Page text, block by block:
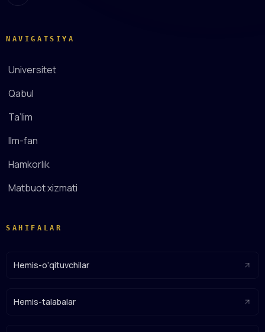
NAVIGATSIYA
Universitet
Qabul
Ta’lim
Ilm-fan
Hamkorlik
Matbuot xizmati
SAHIFALAR
Hemis-o‘qituvchilar
Hemis-talabalar